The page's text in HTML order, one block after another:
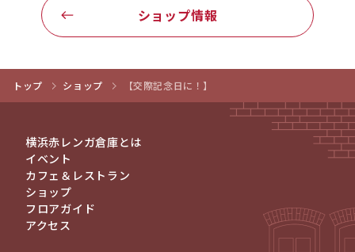
ショップ情報
トップ ショップ 【交際記念日に！】
横浜赤レンガ倉庫とは
イベント
カフェ＆レストラン
ショップ
フロアガイド
アクセス